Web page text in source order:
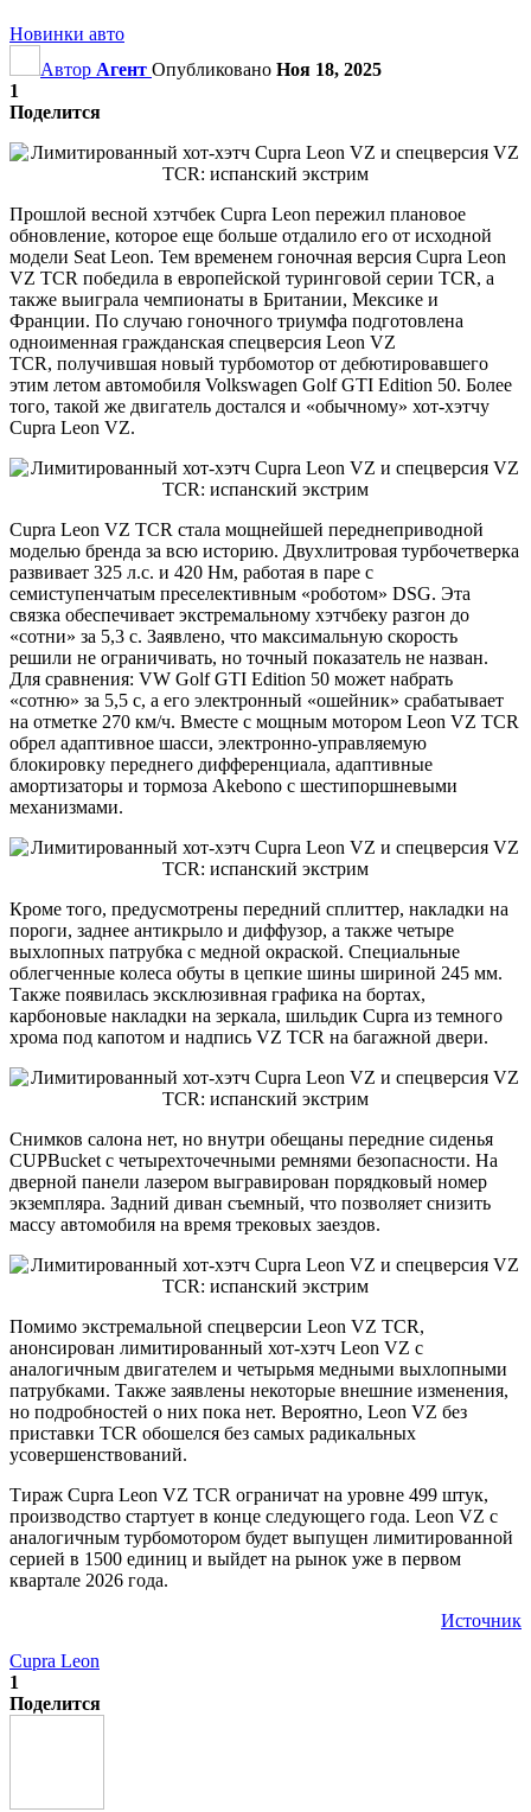
Новинки авто
Автор Агент Опубликовано Ноя 18, 2025
1
Поделится
Прошлой весной хэтчбек Cupra Leon пережил плановое
обновление, которое еще больше отдалило его от исходной
модели Seat Leon. Тем временем гоночная версия Cupra Leon
VZ TCR победила в европейской туринговой серии TCR, а
также выиграла чемпионаты в Британии, Мексике и
Франции. По случаю гоночного триумфа подготовлена
одноименная гражданская спецверсия Leon VZ
TCR, получившая новый турбомотор от дебютировавшего
этим летом автомобиля Volkswagen Golf GTI Edition 50. Более
того, такой же двигатель достался и «обычному» хот-хэтчу
Cupra Leon VZ.
Cupra Leon VZ TCR стала мощнейшей переднеприводной
моделью бренда за всю историю. Двухлитровая турбочетверка
развивает 325 л.с. и 420 Нм, работая в паре с
семиступенчатым преселективным «роботом» DSG. Эта
связка обеспечивает экстремальному хэтчбеку разгон до
«сотни» за 5,3 с. Заявлено, что максимальную скорость
решили не ограничивать, но точный показатель не назван.
Для сравнения: VW Golf GTI Edition 50 может набрать
«сотню» за 5,5 с, а его электронный «ошейник» срабатывает
на отметке 270 км/ч. Вместе с мощным мотором Leon VZ TCR
обрел адаптивное шасси, электронно-управляемую
блокировку переднего дифференциала, адаптивные
амортизаторы и тормоза Akebono с шестипоршневыми
механизмами.
Кроме того, предусмотрены передний сплиттер, накладки на
пороги, заднее антикрыло и диффузор, а также четыре
выхлопных патрубка с медной окраской. Специальные
облегченные колеса обуты в цепкие шины шириной 245 мм.
Также появилась эксклюзивная графика на бортах,
карбоновые накладки на зеркала, шильдик Cupra из темного
хрома под капотом и надпись VZ TCR на багажной двери.
Снимков салона нет, но внутри обещаны передние сиденья
CUPBucket с четырехточечными ремнями безопасности. На
дверной панели лазером выгравирован порядковый номер
экземпляра. Задний диван съемный, что позволяет снизить
массу автомобиля на время трековых заездов.
Помимо экстремальной спецверсии Leon VZ TCR,
анонсирован лимитированный хот-хэтч Leon VZ с
аналогичным двигателем и четырьмя медными выхлопными
патрубками. Также заявлены некоторые внешние изменения,
но подробностей о них пока нет. Вероятно, Leon VZ без
приставки TCR обошелся без самых радикальных
усовершенствований.
Тираж Cupra Leon VZ TCR ограничат на уровне 499 штук,
производство стартует в конце следующего года. Leon VZ с
аналогичным турбомотором будет выпущен лимитированной
серией в 1500 единиц и выйдет на рынок уже в первом
квартале 2026 года.
Источник
Cupra Leon
1
Поделится